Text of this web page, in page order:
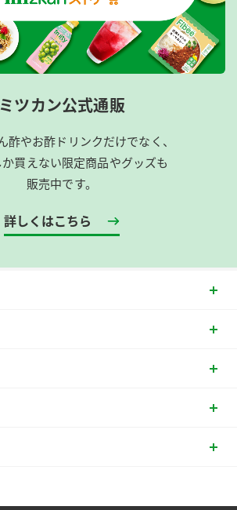
ミツカン公式通販
酢やお酢ドリンクだけでなく、
買えない限定商品やグッズも
販売中です。
詳しくはこちら